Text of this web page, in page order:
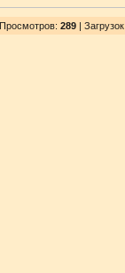
: 289| Загрузок